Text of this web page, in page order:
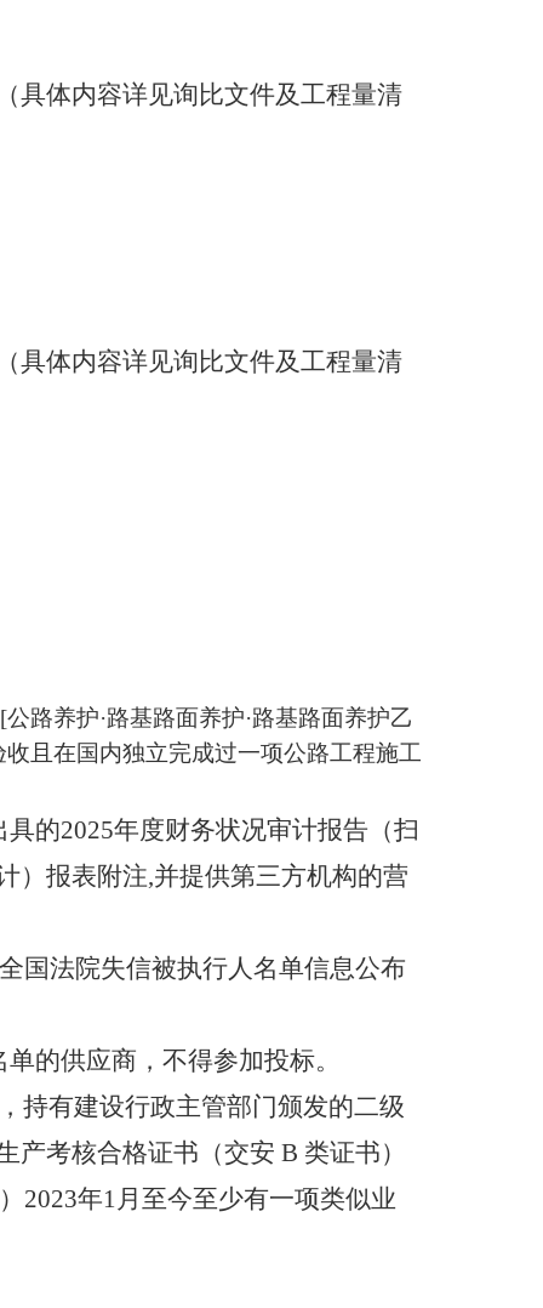
具体内容详见询比文件及工程量清
具体内容详见询比文件及工程量清
路养护·路基路面养护·路基路面养护乙
且在国内独立完成过一项公路工程施工
具的2025年度财务状况审计报告（扫
）报表附注,并提供第三方机构的营
国法院失信被执行人名单信息公布
的供应商，不得参加投标。
持有建设行政主管部门颁发的二级
产考核合格证书（交安 B 类证书）
2023年1月至今至少有一项类似业